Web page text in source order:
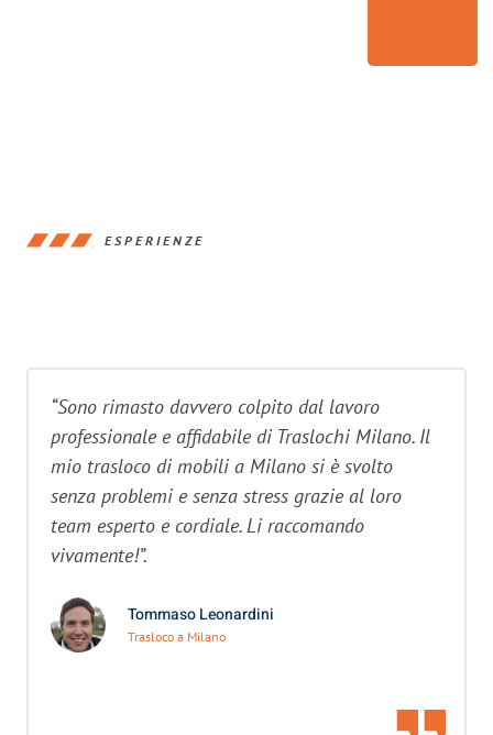
ESPERIENZE
“Sono rimasto davvero colpito dal lavoro
professionale e affidabile di Traslochi Milano. Il
mio trasloco di mobili a Milano si è svolto
senza problemi e senza stress grazie al loro
team esperto e cordiale. Li raccomando
vivamente!”.
Tommaso Leonardini
Trasloco a Milano